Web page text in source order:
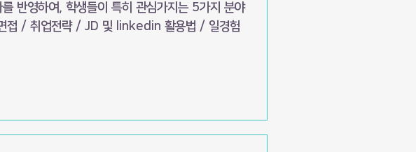
반영하여, 학생들이 특히 관심가지는 5가지 분야
접 / 취업전략 / JD 및 linkedin 활용법 / 일경험